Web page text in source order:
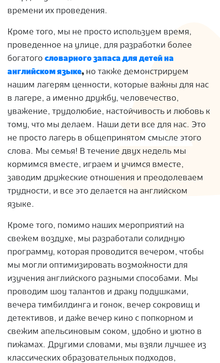
времени их проведения.
Кроме того, мы не просто используем время,
проведенное на улице, для разработки более
богатого словарного запаса для детей на
английском языке, но также демонстрируем
нашим лагерям ценности, которые важны для нас
в лагере, а именно дружбу, человечество,
уважение, трудолюбие, настойчивость и любовь к
тому, что мы делаем. Наши дети все для нас. Это
не просто лагерь в общепринятом смысле этого
слова. Мы семья! В течение двух недель мы
кормимся вместе, играем и учимся вместе,
заводим дружеские отношения и преодолеваем
трудности, и все это делается на английском
языке.
Кроме того, помимо наших мероприятий на
свежем воздухе, мы разработали солидную
программу, которая проводится вечером, чтобы
мы могли оптимизировать возможности для
изучения английского разными способами. Мы
проводим шоу талантов и драку подушками,
вечера тимбилдинга и гонок, вечер сокровищ и
детективов, и даже вечер кино с попкорном и
свежим апельсиновым соком, удобно и уютно в
пижамах. Другими словами, мы взяли лучшее из
классических образовательных подходов,